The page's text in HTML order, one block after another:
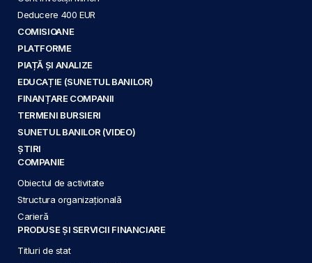
Deducere 400 EUR
COMISIOANE
PLATFORME
PIAȚĂ ȘI ANALIZE
EDUCAȚIE (SUNETUL BANILOR)
FINANȚARE COMPANII
TERMENI BURSIERI
SUNETUL BANILOR (VIDEO)
ȘTIRI
COMPANIE
Obiectul de activitate
Structura organizațională
Carieră
PRODUSE ȘI SERVICII FINANCIARE
Titluri de stat